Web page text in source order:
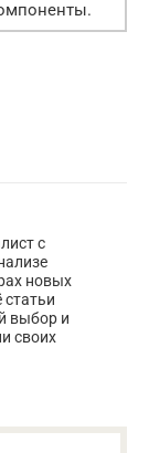
с
новых
выбор и
своих